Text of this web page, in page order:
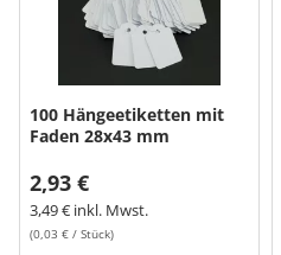
100 Hängeetiketten mit
Faden 28x43 mm
2,93 €
3,49 € inkl. Mwst.
(0,03 € / Stück)